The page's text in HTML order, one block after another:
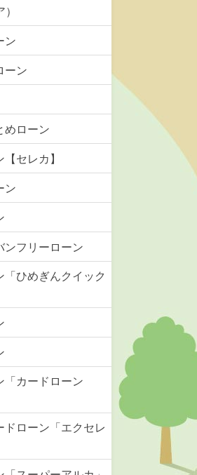
ン
ーン
めローン
セレカ】
ン
ンフリーローン
ひめぎんクイック
「カードローン
ローン「エクセレ